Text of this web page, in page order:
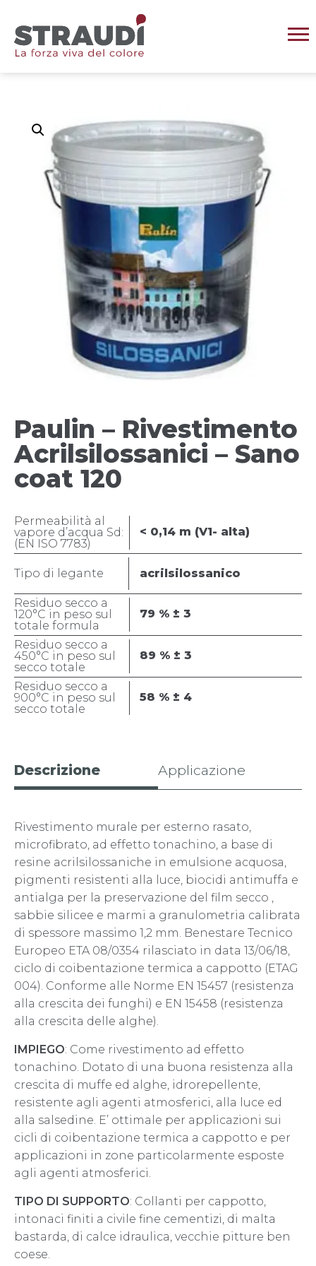
Paulin – Rivestimento
Acrilsilossanici – Sano
coat 120
Permeabilità al
vapore d’acqua Sd:
(EN ISO 7783)
< 0,14 m (V1- alta)
Tipo di legante acrilsilossanico
Residuo secco a
120°C in peso sul
totale formula
79 % ± 3
Residuo secco a
450°C in peso sul
secco totale
89 % ± 3
Residuo secco a
900°C in peso sul
secco totale
58 % ± 4
Descrizione Applicazione
Rivestimento murale per esterno rasato,
microfibrato, ad effetto tonachino, a base di
resine acrilsilossaniche in emulsione acquosa,
pigmenti resistenti alla luce, biocidi antimuffa e
antialga per la preservazione del film secco ,
sabbie silicee e marmi a granulometria calibrata
di spessore massimo 1,2 mm. Benestare Tecnico
Europeo ETA 08/0354 rilasciato in data 13/06/18,
ciclo di coibentazione termica a cappotto (ETAG
004). Conforme alle Norme EN 15457 (resistenza
alla crescita dei funghi) e EN 15458 (resistenza
alla crescita delle alghe).
IMPIEGO: Come rivestimento ad effetto
tonachino. Dotato di una buona resistenza alla
crescita di muffe ed alghe, idrorepellente,
resistente agli agenti atmosferici, alla luce ed
alla salsedine. E’ ottimale per applicazioni sui
cicli di coibentazione termica a cappotto e per
applicazioni in zone particolarmente esposte
agli agenti atmosferici.
TIPO DI SUPPORTO: Collanti per cappotto,
intonaci finiti a civile fine cementizi, di malta
bastarda, di calce idraulica, vecchie pitture ben
coese.